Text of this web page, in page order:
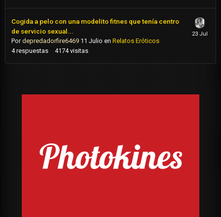
Cogida a pelo con una modelito fitnes que tenía centro
de servicio sexual...
Pordepredadorfire6469 11 Julio en Relatos Eróticos
4 respuestas 4174 visitas